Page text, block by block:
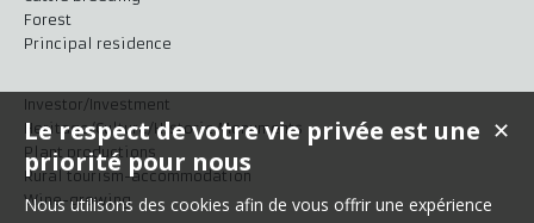
Forest
Principal residence
Investor/Investment
Heritage/Culture/Historic Monuments
Plant productions
Rural tourism-accommodation
Wine-growing
✕
Le respect de votre vie privée est une
priorité pour nous
Nous utilisons des cookies afin de vous offrir une expérience